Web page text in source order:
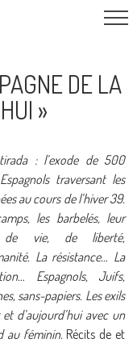
DE LA
»
: l’exode de 500
traversant les
au cours de l’hiver 39.
les barbelés, leur
vie, de liberté,
La résistance… La
Espagnols, Juifs,
sans-papiers. Les exils
et d’aujourd’hui avec un
au féminin.Récits de et